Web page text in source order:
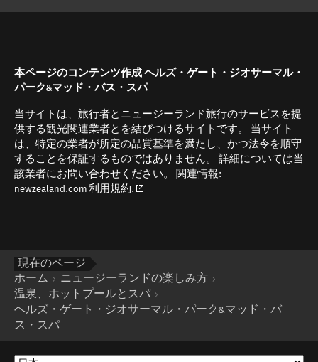
本ページのコンテンツ作成 ヘルズ・ゲート・ジオサーマル・
パーク&マッド・バス・スパ
当サイトは、旅行者とニュージーランド旅行のサービスを提
供する観光関連業者とを結びつけるサイトです。 当サイト
は、特定の業者が所定の品質基準を満たし、かつ法令を順守
することを保証するものではありません。 詳細については当
該業者にお問い合わせください。 関連情報:
newzealand.com 利用規約. (opens in new window)
現在のページ
ホーム
ニュージーランドの楽しみ方
温泉、ホットプールとスパ
ヘルズ・ゲート・ジオサーマル・パーク&マッド・バ
ス・スパ